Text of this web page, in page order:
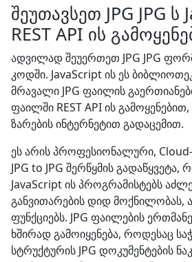
შეუთავსეთ JPG JPG ს
REST API ის
ადვილად შეუერთეთ JPG JPG
კოდში. JavaScript ის ეს
მრავალი JPG ფაილის
ფაილში REST API ის გამოყენებით,
ზარების ინტერნეტით გადაცემით.
ეს არის პროფესიონალური,
JPG to JPG შერწყმის
JavaScript ის პროგრამისტებს
განვითარების დიდ მოქნილობას,
ფუნქციებს. JPG ფაილების
ხშირად გამოიყენება, როდესაც
სტრუქტურის JPG დოკუმენტების